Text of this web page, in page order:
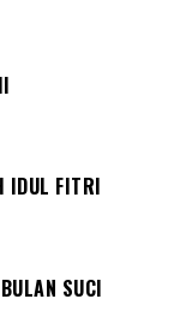
IDUL FITRI
SUCI